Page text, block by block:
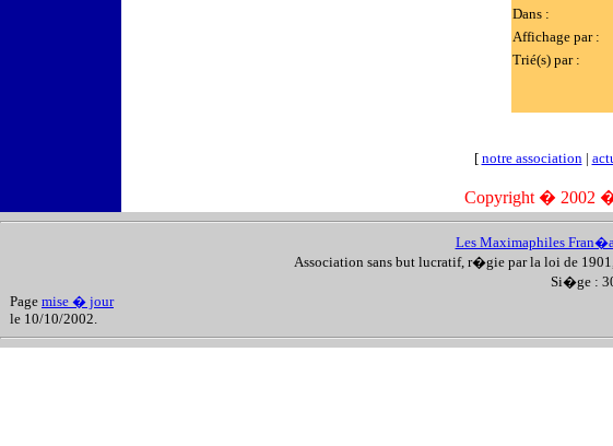
Dans :
Affichage par :
Trié(s) par :
[ notre association|
Copyright � 2002 �
Les Maximaphiles
Association sans but lucratif, r�gie par la loi de
Si�ge :
Page mise � jour
le 10/10/2002.